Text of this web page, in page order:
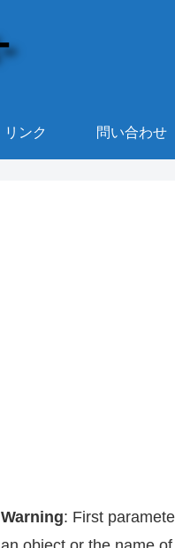
リンク 問い合わせ
Warning: First